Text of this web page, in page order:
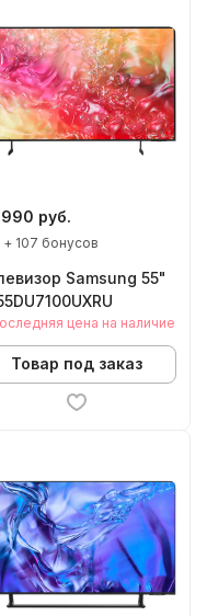
руб.
+ 107 бонусов
Samsung 55"
цена на наличие
Товар под заказ